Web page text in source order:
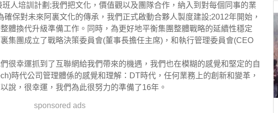
人培訓計劃;我們把文化，價值觀以及團隊合作，納入到對每個同事的業
保對未來阿裏文化的傳承，我們正式啟動合夥人製度建設;2012年開始，
體換代升級準備工作。同時，為更好地平衡集團整體戰略的延續性穩定
集團成立了戰略決策委員會(董事長擔任主席)，和執行管理委員會(CEO
很幸運抓到了互聯網給我們帶來的機遇，我們也在模糊的感覺和堅定的自
時代公司管理體係的感覺和理解：DT時代，任何業務上的創新和變革，
說，很幸運，我們為此很努力的準備了16年。
sponsored ads